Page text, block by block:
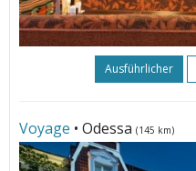
Ausführlicher
Voyage • Odessa (145 km)